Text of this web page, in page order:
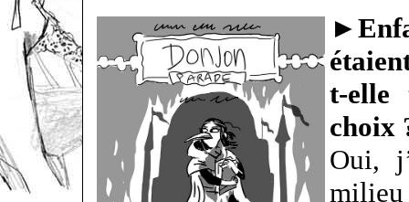
►
t-elle
choix
Oui,
milieu